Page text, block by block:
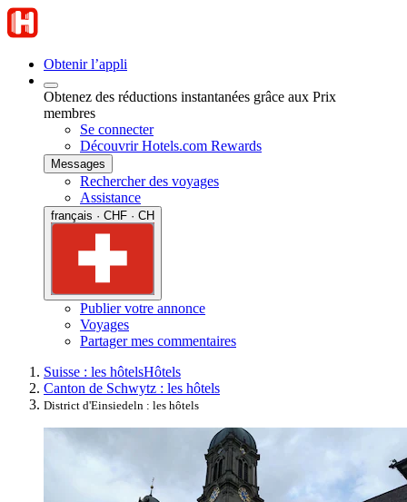
Obtenir l’appli
Obtenez des réductions instantanées grâce aux Prix
membres
Se connecter
Découvrir Hotels.com Rewards
Messages
Rechercher des voyages
Assistance
français · CHF · CH
Publier votre annonce
Voyages
Partager mes commentaires
Suisse : les hôtelsHôtels
Canton de Schwytz : les hôtels
District d'Einsiedeln : les hôtels